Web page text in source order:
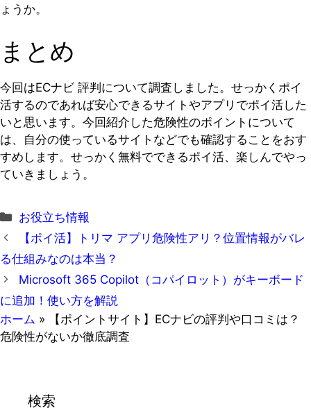
ょうか。
まとめ
今回はECナビ 評判について調査しました。せっかくポイ
活するのであれば安心できるサイトやアプリでポイ活した
いと思います。今回紹介した危険性のポイントについて
は、自分の使っているサイトなどでも確認することをおす
すめします。せっかく無料でできるポイ活、楽しんでやっ
ていきましょう。
カ
テ
リ
ー
お役立ち情報
【ポイ活】トリマ アプリ危険性アリ？位置情報がバレ
る仕組みなのは本当？
Microsoft 365 Copilot（コパイロット）がキーボード
に追加！使い方を解説
ホーム »
【ポイントサイト】ECナビの評判や口コミは？
危険性がないか徹底調査
検索